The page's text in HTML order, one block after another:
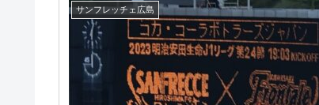
サンフレッチェ広島